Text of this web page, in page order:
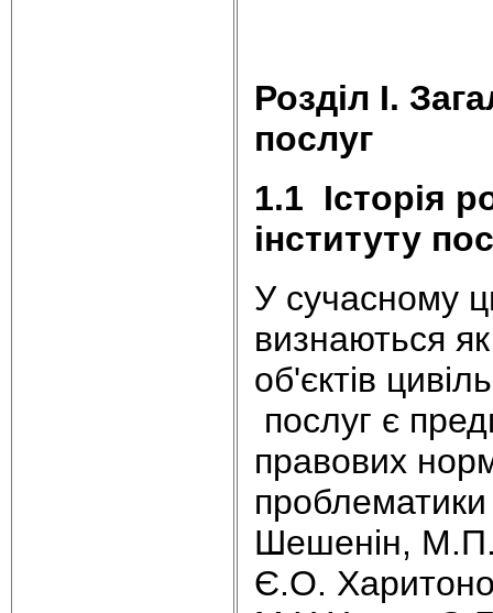
Розділ I.
послуг
1.1 Історія
інституту
У сучасному
визнаються
об'єктів
послуг є
правових
проблематики
Шешенін,
Є.О.